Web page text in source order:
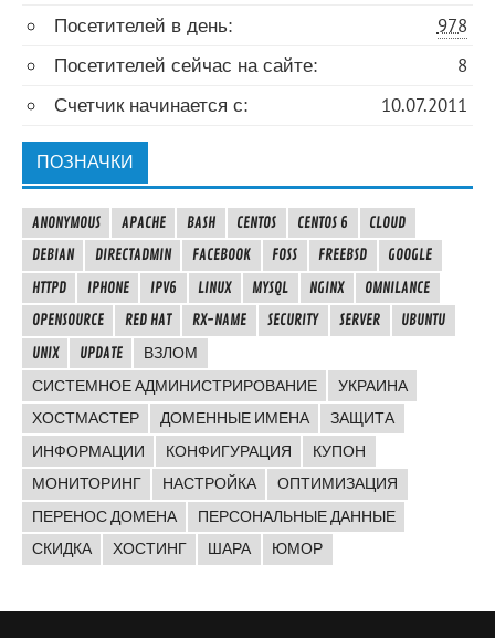
978
Посетителей в день:
8
Посетителей сейчас на сайте:
10.07.2011
Счетчик начинается с:
ПОЗНАЧКИ
ANONYMOUS APACHE BASH CENTOS CENTOS 6
CLOUD
DEBIAN
DIRECTADMIN FACEBOOK FOSS FREEBSD
GOOGLE
HTTPD
IPHONE IPV6 LINUX MYSQL NGINX
OMNILANCE
OPENSOURCE
RED HAT RX-NAME SECURITY SERVER
UBUNTU
UNIX
UPDATE
ВЗЛОМ
СИСТЕМНОЕ АДМИНИСТРИРОВАНИЕ
УКРАИНА
ХОСТМАСТЕР
ДОМЕННЫЕ ИМЕНА
ЗАЩИТА
ИНФОРМАЦИИ
КОНФИГУРАЦИЯ
КУПОН
МОНИТОРИНГ
НАСТРОЙКА
ОПТИМИЗАЦИЯ
ПЕРЕНОС ДОМЕНА
ПЕРСОНАЛЬНЫЕ ДАННЫЕ
СКИДКА
ХОСТИНГ ШАРА ЮМОР